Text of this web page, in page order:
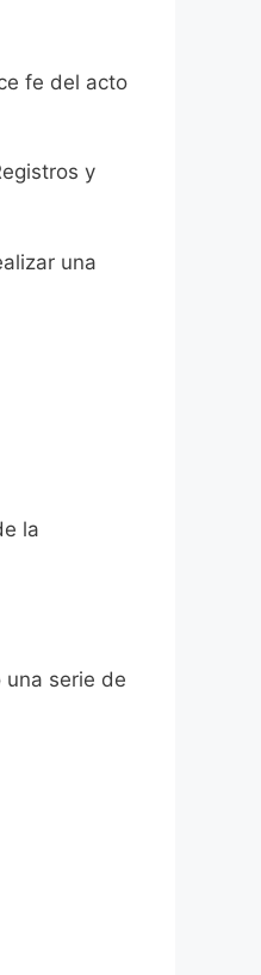
fe del acto
y
una
la
serie de